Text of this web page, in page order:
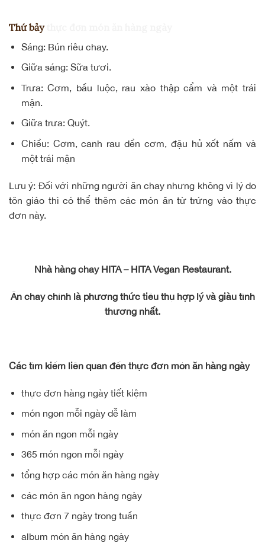
Thứ bảy
Sáng: Bún riêu chay.
Giữa sáng: Sữa tươi.
Trưa: Cơm, bầu luộc, rau xào thập cẩm và một trái
mận.
Giữa trưa: Quýt.
Chiều: Cơm, canh rau dền cơm, đậu hủ xốt nấm và
một trái mận
Lưu ý: Đối với những người ăn chay nhưng không vì lý do
tôn giáo thì có thể thêm các món ăn từ trứng vào thực
đơn này.
Nhà hàng chay HITA – HITA Vegan Restaurant.
Ăn chay chính là phương thức tiêu thụ hợp lý và giàu tình
thương nhất.
Các tìm kiếm liên quan đến thực đơn món ăn hàng ngày
thực đơn hàng ngày tiết kiệm
món ngon mỗi ngày dễ làm
món ăn ngon mỗi ngày
365 món ngon mỗi ngày
tổng hợp các món ăn hàng ngày
các món ăn ngon hàng ngày
thực đơn 7 ngày trong tuần
album món ăn hàng ngày